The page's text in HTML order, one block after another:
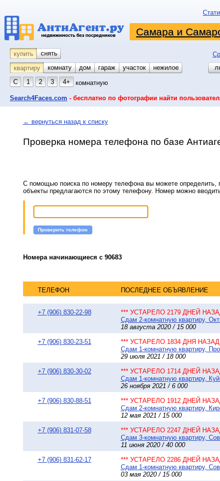
Самара и
купить снять
квартиру
комнату койко-место
дом гараж участок
нежилое
С
1 2 3 4+ комнатную
Search4Faces.com - бесплатно по фотографии найти
← вернуться назад к списку
Проверка номера телефона по базе
С помощью поиска по номеру телефона вы можете определить,
объекты предлагаются по этому телефону. Номер можно
Проверить телефон
Номера начинающиеся с 90683
ТЕЛЕФОН ПОСЛЕДНЕЕ ОБЪЯВЛЕНИЕ
+7 (906) 830-22-98
*** УСТАРЕЛО 2179 ДНЕЙ
Сдам 2-комнатную квартиру,
18 августа 2020 / 15 000
+7 (906) 830-23-51
*** УСТАРЕЛО 1834 ДНЯ НАЗАД
Сдам 1-комнатную квартиру,
29 июля 2021 / 18 000
+7 (906) 830-30-02
*** УСТАРЕЛО 1714 ДНЕЙ
Сдам 1-комнатную квартиру,
26 ноября 2021 / 6 000
+7 (906) 830-88-51
*** УСТАРЕЛО 1912 ДНЕЙ
Сдам 2-комнатную квартиру,
12 мая 2021 / 15 000
+7 (906) 831-07-58
*** УСТАРЕЛО 2247 ДНЕЙ
Сдам 3-комнатную квартиру,
11 июня 2020 / 40 000
+7 (906) 831-62-17
*** УСТАРЕЛО 2286 ДНЕЙ
Сдам 1-комнатную квартиру,
03 мая 2020 / 15 000